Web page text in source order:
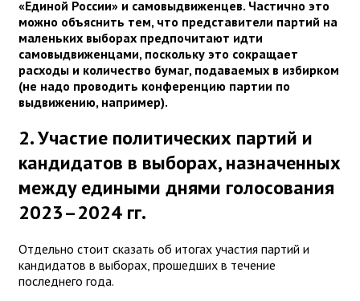
«Единой России» и самовыдвиженцев. Частично это
можно объяснить тем, что представители партий на
маленьких выборах предпочитают идти
самовыдвиженцами, поскольку это сокращает
расходы и количество бумаг, подаваемых в избирком
(не надо проводить конференцию партии по
выдвижению, например).
2. Участие политических партий и
кандидатов в выборах, назначенных
между едиными днями голосования
2023–2024 гг.
Отдельно стоит сказать об итогах участия партий и
кандидатов в выборах, прошедших в течение
последнего года.